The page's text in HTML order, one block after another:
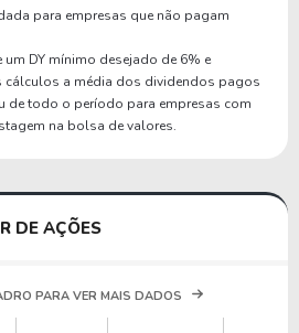
para empresas que não pagam
DY mínimo desejado de 6% e
cálculos a média dos dividendos pagos
de todo o período para empresas com
na bolsa de valores.
DE AÇÕES
PARA VER MAIS DADOS